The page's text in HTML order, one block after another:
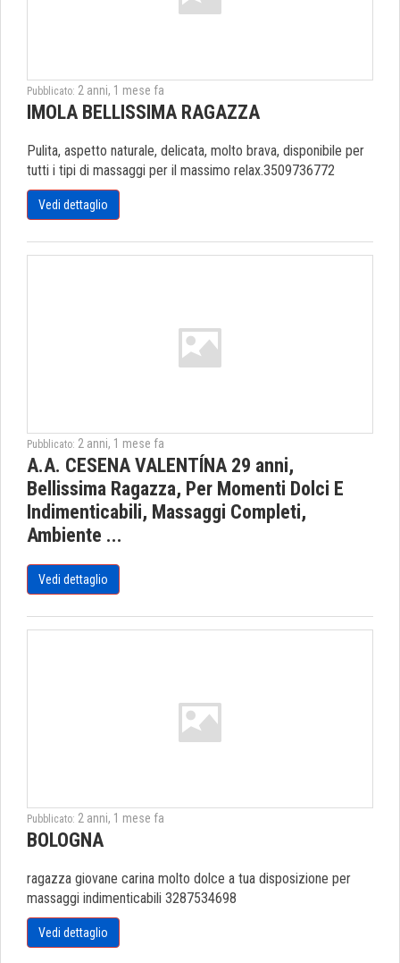
Pubblicato: 2 anni, 1 mese fa
IMOLA BELLISSIMA RAGAZZA
Pulita, aspetto naturale, delicata, molto brava, disponibile per
tutti i tipi di massaggi per il massimo relax.3509736772
Vedi dettaglio
Pubblicato: 2 anni, 1 mese fa
A.A. CESENA VALENTÍNA 29 anni,
Bellissima Ragazza, Per Momenti Dolci E
Indimenticabili, Massaggi Completi,
Ambiente ...
Vedi dettaglio
Pubblicato: 2 anni, 1 mese fa
BOLOGNA
ragazza giovane carina molto dolce a tua disposizione per
massaggi indimenticabili 3287534698
Vedi dettaglio